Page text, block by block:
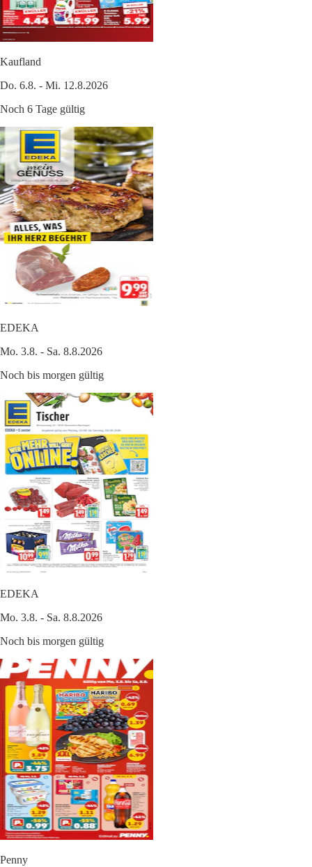
Kaufland
Do. 6.8. - Mi. 12.8.2026
Noch 6 Tage gültig
EDEKA
Mo. 3.8. - Sa. 8.8.2026
Noch bis morgen gültig
EDEKA
Mo. 3.8. - Sa. 8.8.2026
Noch bis morgen gültig
Penny